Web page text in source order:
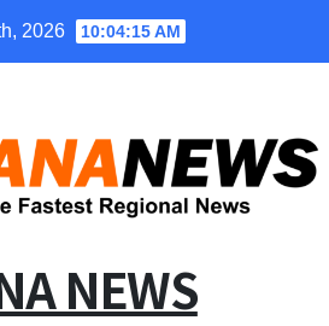
2026 10:04:16 AM
NEWS